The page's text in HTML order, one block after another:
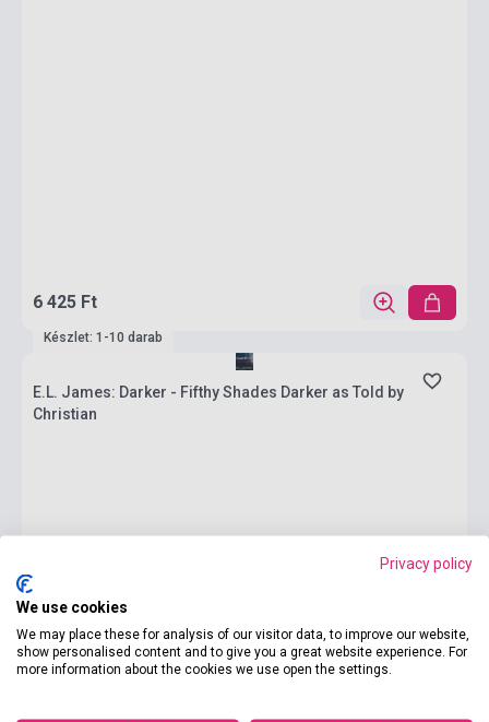
6 425 Ft
Készlet: 1-10 darab
E.L. James: Darker - Fifthy Shades Darker as Told by
Christian
Privacy policy
We use cookies
We may place these for analysis of our visitor data, to improve our website,
show personalised content and to give you a great website experience. For
more information about the cookies we use open the settings.